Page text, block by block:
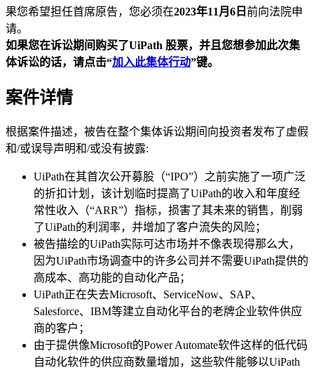
果您希望担任首席原告，您必须在2023年11月6日 前向法院申
请。
如果您在诉讼期间购买了UiPath 股票，并且您想参加此次集
体诉讼的话，请点击“加入此集体行动”键。
案件详情
根据案件描述，被告在整个集体诉讼期间向投资者发布了虚假
和/或误导声明和/或没有披露:
UiPath在其首次公开募股（“IPO”）之前实施了一项广泛
的折扣计划，该计划临时提高了UiPath的收入和年度经
常性收入（“ARR”）指标，损害了其未来的销售，削弱
了UiPath的利润率，并增加了客户流失的风险；
被告描绘的UiPath实际可达市场并不像表现得那么大，
因为UiPath市场调查中的许多公司并不需要UiPath提供的
高成本、高功能的自动化产品；
UiPath正在失去Microsoft、ServiceNow、SAP、
Salesforce、IBM等建立自动化平台的老牌企业软件供应
商的客户；
由于提供像Microsoft的Power Automate软件这样的低代码
自动化软件的供应商数量增加，这些软件能够以UiPath